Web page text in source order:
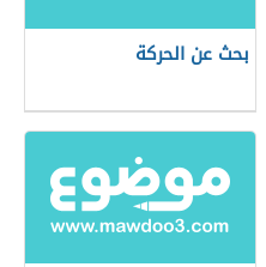
بحث عن الحركة